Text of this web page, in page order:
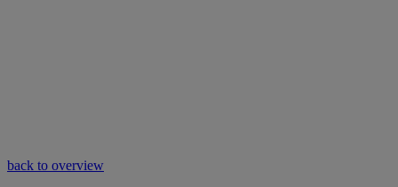
back to overview